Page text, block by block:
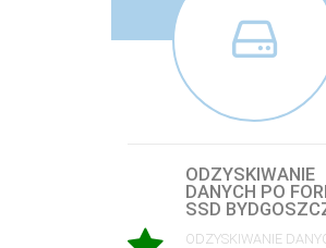
ODZYSKIWANIE
DANYCH PO
SSD
ODZYSKIWANIE